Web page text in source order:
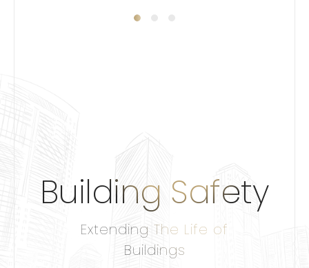
Building Safety
Extending The Life of
Buildings